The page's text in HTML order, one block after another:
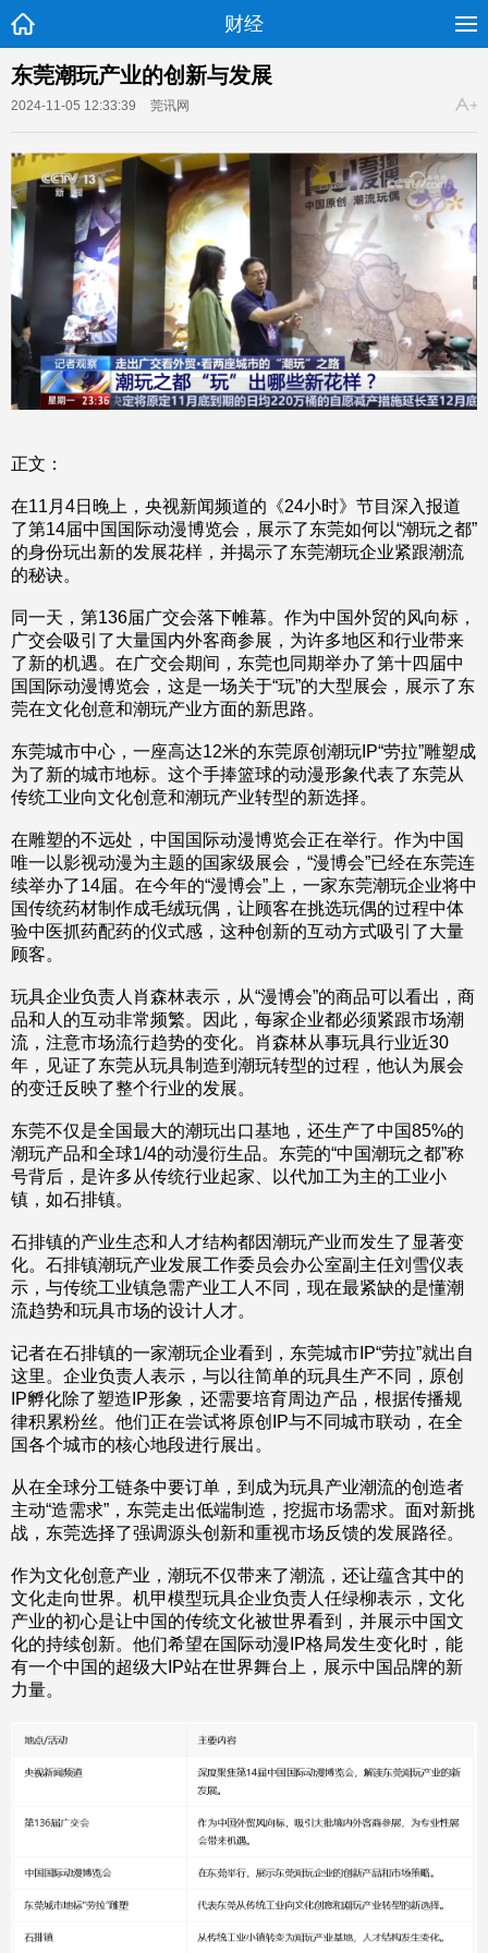
财经
东莞潮玩产业的创新与发展
2024-11-05 12:33:39 莞讯网
正文：
在11月4日晚上，央视新闻频道的《24小时》节目深入报道
了第14届中国国际动漫博览会，展示了东莞如何以“潮玩之都”
的身份玩出新的发展花样，并揭示了东莞潮玩企业紧跟潮流
的秘诀。
同一天，第136届广交会落下帷幕。作为中国外贸的风向标，
广交会吸引了大量国内外客商参展，为许多地区和行业带来
了新的机遇。在广交会期间，东莞也同期举办了第十四届中
国国际动漫博览会，这是一场关于“玩”的大型展会，展示了东
莞在文化创意和潮玩产业方面的新思路。
东莞城市中心，一座高达12米的东莞原创潮玩IP“劳拉”雕塑成
为了新的城市地标。这个手捧篮球的动漫形象代表了东莞从
传统工业向文化创意和潮玩产业转型的新选择。
在雕塑的不远处，中国国际动漫博览会正在举行。作为中国
唯一以影视动漫为主题的国家级展会，“漫博会”已经在东莞连
续举办了14届。在今年的“漫博会”上，一家东莞潮玩企业将中
国传统药材制作成毛绒玩偶，让顾客在挑选玩偶的过程中体
验中医抓药配药的仪式感，这种创新的互动方式吸引了大量
顾客。
玩具企业负责人肖森林表示，从“漫博会”的商品可以看出，商
品和人的互动非常频繁。因此，每家企业都必须紧跟市场潮
流，注意市场流行趋势的变化。肖森林从事玩具行业近30
年，见证了东莞从玩具制造到潮玩转型的过程，他认为展会
的变迁反映了整个行业的发展。
东莞不仅是全国最大的潮玩出口基地，还生产了中国85%的
潮玩产品和全球1/4的动漫衍生品。东莞的“中国潮玩之都”称
号背后，是许多从传统行业起家、以代加工为主的工业小
镇，如石排镇。
石排镇的产业生态和人才结构都因潮玩产业而发生了显著变
化。石排镇潮玩产业发展工作委员会办公室副主任刘雪仪表
示，与传统工业镇急需产业工人不同，现在最紧缺的是懂潮
流趋势和玩具市场的设计人才。
记者在石排镇的一家潮玩企业看到，东莞城市IP“劳拉”就出自
这里。企业负责人表示，与以往简单的玩具生产不同，原创
IP孵化除了塑造IP形象，还需要培育周边产品，根据传播规
律积累粉丝。他们正在尝试将原创IP与不同城市联动，在全
国各个城市的核心地段进行展出。
从在全球分工链条中要订单，到成为玩具产业潮流的创造者
主动“造需求”，东莞走出低端制造，挖掘市场需求。面对新挑
战，东莞选择了强调源头创新和重视市场反馈的发展路径。
作为文化创意产业，潮玩不仅带来了潮流，还让蕴含其中的
文化走向世界。机甲模型玩具企业负责人任绿柳表示，文化
产业的初心是让中国的传统文化被世界看到，并展示中国文
化的持续创新。他们希望在国际动漫IP格局发生变化时，能
有一个中国的超级大IP站在世界舞台上，展示中国品牌的新
力量。